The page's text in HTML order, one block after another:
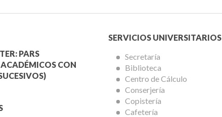
PARS
CON
Menú
Servicios
Universitarios
SERVICIOS UNIVERSITARIOS
Secretaría
Biblioteca
Centro de Cálculo
Conserjería
Copistería
Cafetería